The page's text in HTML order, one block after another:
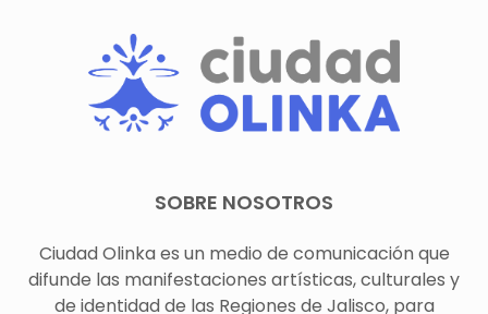
SOBRE NOSOTROS
Ciudad Olinka es un medio de comunicación que
difunde las manifestaciones artísticas, culturales y
de identidad de las Regiones de Jalisco, para